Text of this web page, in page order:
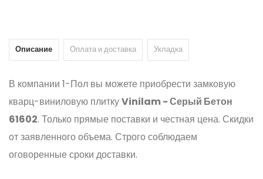
Описание Оплата и доставка Укладка
В компании 1-Пол вы можете приобрести замковую
кварц-виниловую плиткуVinilam - Серый Бетон
61602. Только прямые поставки и честная цена. Скидки
от заявленного объема. Строго соблюдаем
оговоренные сроки доставки.